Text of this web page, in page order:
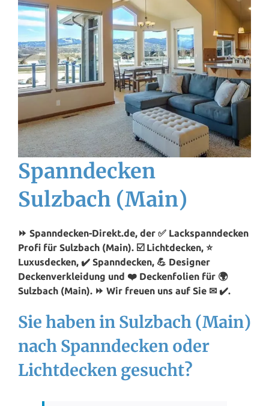
Spanndecken
Sulzbach (Main)
⏩ Spanndecken-Direkt.de, der ✅ Lackspanndecken
Profi für Sulzbach (Main). ☑️ Lichtdecken, ⭐
Luxusdecken, ✔️ Spanndecken, 💪 Designer
Deckenverkleidung und ❤️ Deckenfolien für 🌍
Sulzbach (Main). ⏩ Wir freuen uns auf Sie ✉ ✔️.
Sie haben in Sulzbach (Main)
nach Spanndecken oder
Lichtdecken gesucht?